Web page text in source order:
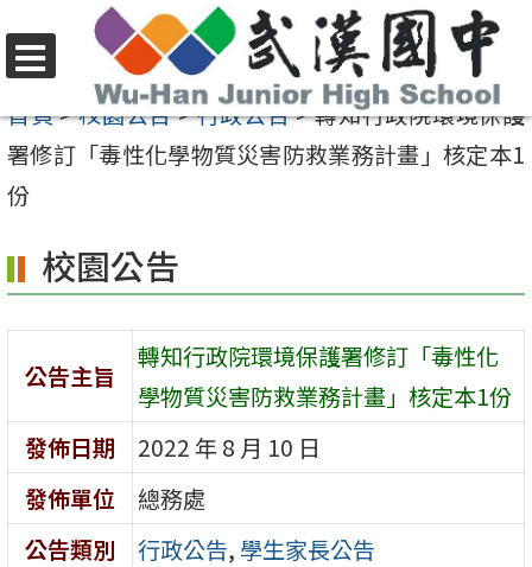
至
要
內
區
選
單
首頁>校園公告>行政公告>轉知行政院環境保護
署修訂「毒性化學物質災害防救業務計畫」核定本1
份
校園公告
公告主旨
轉知行政院環境保護署修訂「毒性化
學物質災害防救業務計畫」核定本1份
發佈日期
2022 年 8 月 10 日
發佈單位
總務處
公告類別
行政公告, 學生家長公告